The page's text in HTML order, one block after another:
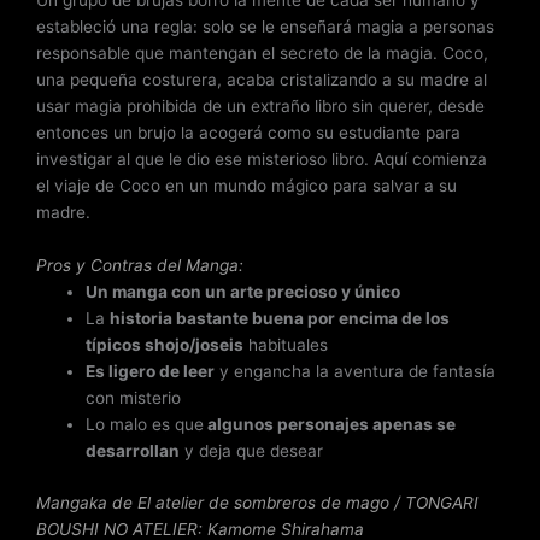
estableció una regla: solo se le enseñará magia a personas
responsable que mantengan el secreto de la magia. Coco,
una pequeña costurera, acaba cristalizando a su madre al
usar magia prohibida de un extraño libro sin querer, desde
entonces un brujo la acogerá como su estudiante para
investigar al que le dio ese misterioso libro. Aquí comienza
el viaje de Coco en un mundo mágico para salvar a su
madre.
Pros y Contras del Manga:
Un manga con un arte precioso y único
Lahistoria bastante buena por encima de los
típicos shojo/joseis habituales
Es ligero de leer y engancha la aventura de fantasía
con misterio
Lo malo es que algunos personajes apenas se
desarrollan y deja que desear
Mangaka de El atelier de sombreros de mago / TONGARI
BOUSHI NO ATELIER: Kamome Shirahama